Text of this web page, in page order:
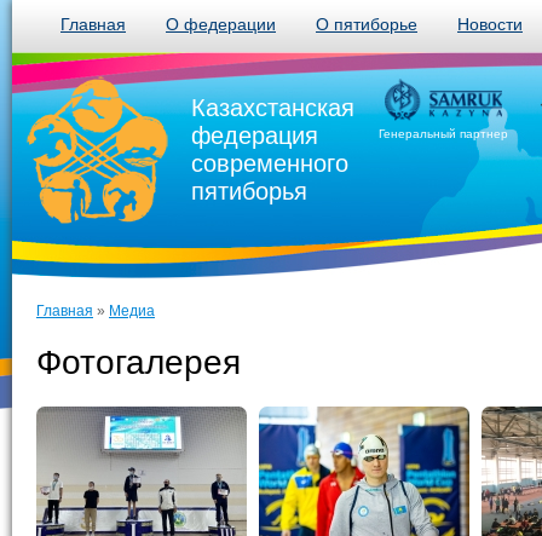
Главная О федерации О пятиборье Новости
Казахстанская
федерация
современного
пятиборья
Генеральный партнер
Главная » Медиа
Фотогалерея